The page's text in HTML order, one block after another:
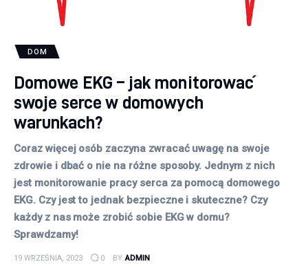
DOM
Domowe EKG – jak monitorować
swoje serce w domowych
warunkach?
Coraz więcej osób zaczyna zwracać uwagę na swoje
zdrowie i dbać o nie na różne sposoby. Jednym z nich
jest monitorowanie pracy serca za pomocą domowego
EKG. Czy jest to jednak bezpieczne i skuteczne? Czy
każdy z nas może zrobić sobie EKG w domu?
Sprawdzamy!
19 WRZEŚNIA, 2023 0 BY ADMIN